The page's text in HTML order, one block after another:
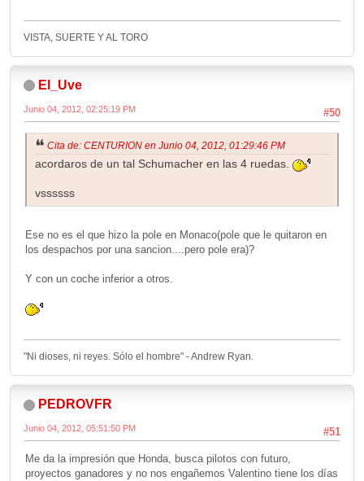
VISTA, SUERTE Y AL TORO
El_Uve
#50
Junio 04, 2012, 02:25:19 PM
Cita de: CENTURION en Junio 04, 2012, 01:29:46 PM
acordaros de un tal Schumacher en las 4 ruedas.
vssssss
Ese no es el que hizo la pole en Monaco(pole que le quitaron en
los despachos por una sancion....pero pole era)?
Y con un coche inferior a otros.
"Ni dioses, ni reyes. Sólo el hombre" - Andrew Ryan.
PEDROVFR
#51
Junio 04, 2012, 05:51:50 PM
Me da la impresión que Honda, busca pilotos con futuro,
proyectos ganadores y no nos engañemos Valentino tiene los días